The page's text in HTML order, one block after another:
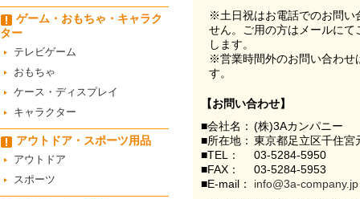
ゲーム・おもちゃ・キャラク
ター
テレビゲーム
おもちゃ
ケース・ディスプレイ
キャラクター
アウトドア・スポーツ用品
アウトドア
スポーツ
※土日祝はお電話でのお問い
せん。ご用の方はメールに
します。
※営業時間外のお問い合わせ
す。
【お問い合わせ】
■会社名： (株)3Aカンパニー
■所在地： 東京都足立区千住
■TEL：
03-5284-5950
■FAX：
03-5284-5953
■E-mail：
info@3a-company.jp